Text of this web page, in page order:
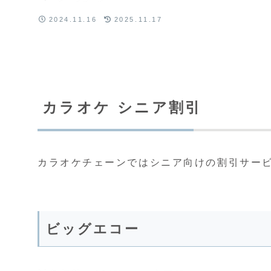
2024.11.16 2025.11.17
カラオケ シニア割引
カラオケチェーンではシニア向けの割引サー
ビッグエコー